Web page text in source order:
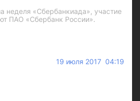
неделя «Сбербанкиада», участие
ПАО «Сбербанк России».
19 июля 2017 04:19